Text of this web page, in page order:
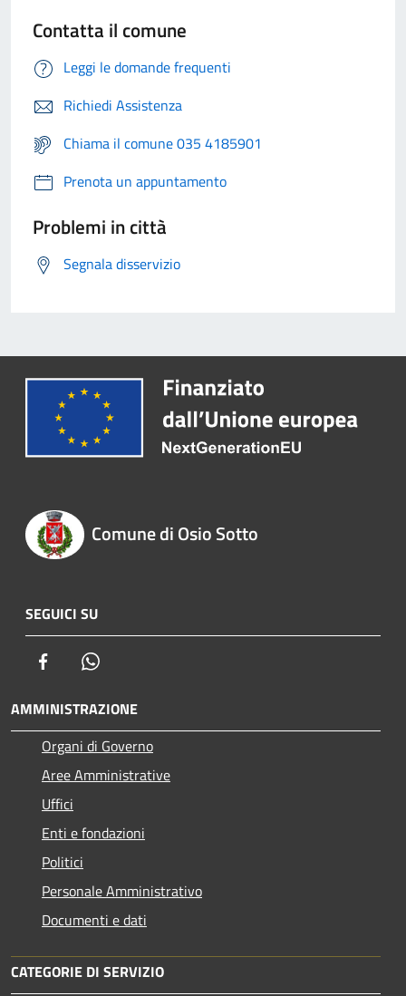
Contatta il comune
Leggi le domande frequenti
Richiedi Assistenza
Chiama il comune 035 4185901
Prenota un appuntamento
Problemi in città
Segnala disservizio
Comune di Osio Sotto
SEGUICI SU
Facebook
AMMINISTRAZIONE
Organi di Governo
Aree Amministrative
Uffici
Enti e fondazioni
Politici
Personale Amministrativo
Documenti e dati
CATEGORIE DI SERVIZIO